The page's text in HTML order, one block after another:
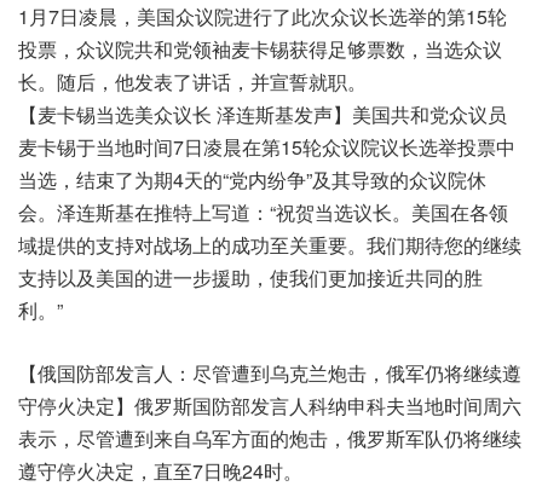
1月7日凌晨，美国众议院进行了此次众议长选举的第15轮
投票，众议院共和党领袖麦卡锡获得足够票数，当选众议
长。随后，他发表了讲话，并宣誓就职。
【麦卡锡当选美众议长 泽连斯基发声】美国共和党众议员
麦卡锡于当地时间7日凌晨在第15轮众议院议长选举投票中
当选，结束了为期4天的“党内纷争”及其导致的众议院休
会。泽连斯基在推特上写道：“祝贺当选议长。美国在各领
域提供的支持对战场上的成功至关重要。我们期待您的继续
支持以及美国的进一步援助，使我们更加接近共同的胜
利。”
【俄国防部发言人：尽管遭到乌克兰炮击，俄军仍将继续遵
守停火决定】俄罗斯国防部发言人科纳申科夫当地时间周六
表示，尽管遭到来自乌军方面的炮击，俄罗斯军队仍将继续
遵守停火决定，直至7日晚24时。